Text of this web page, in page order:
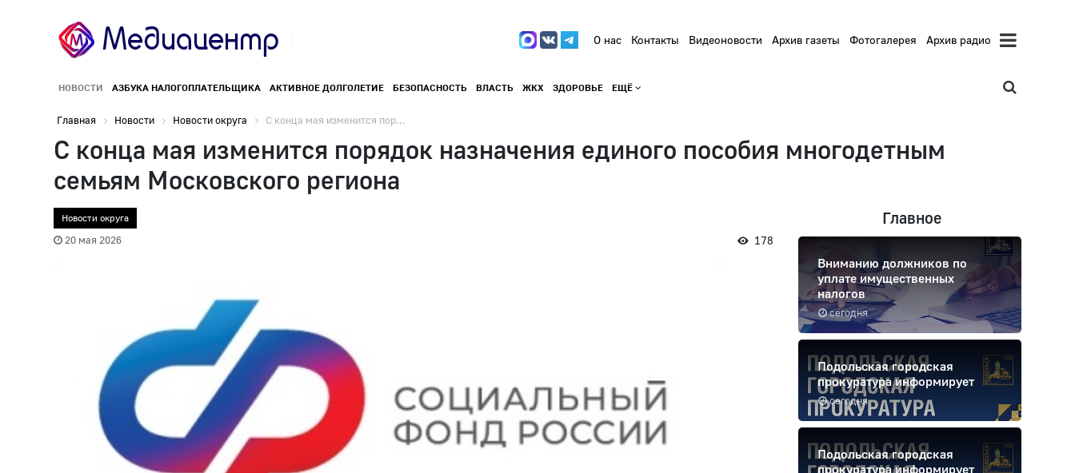
О нас Контакты Видеоновости Архив газеты Фотогалерея Архив радио
НОВОСТИ АЗБУКА НАЛОГОПЛАТЕЛЬЩИКА АКТИВНОЕ ДОЛГОЛЕТИЕ БЕЗОПАСНОСТЬ ВЛАСТЬ ЖКХ ЗДОРОВЬЕ ЕЩЁ
Главная Новости Новости округа С конца мая изменится пор...
С конца мая изменится порядок назначения единого пособия многодетным
семьям Московского региона
Новости округа
20 мая 2026 178
Главное
сегодня
Вниманию должников по
уплате имущественных
налогов
сегодня
Подольская городская
прокуратура информирует
Подольская городская
прокуратура информирует